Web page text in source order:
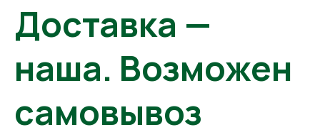
Доставка —
наша. Возможен
самовывоз